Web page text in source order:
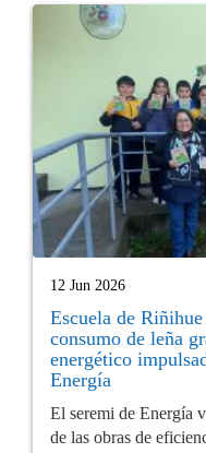
12 Jun 2026
Escuela de
consumo de leña
energético
Energía
El seremi de Energía
de las obras de